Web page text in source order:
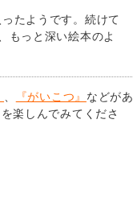
たようです。続けて
もっと深い絵本のよ
『がいこつ』 などがあ
楽しんでみてくださ